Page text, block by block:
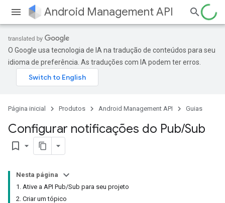
Android Management API
O Google usa tecnologia de IA na tradução de conteúdos para seu
idioma de preferência. As traduções com IA podem ter erros.
Página inicial Produtos Android Management API Guias
Configurar notificações do Pub/Sub
bookmark_border
Nesta página
1. Ative a API Pub/Sub para seu projeto
2. Criar um tópico